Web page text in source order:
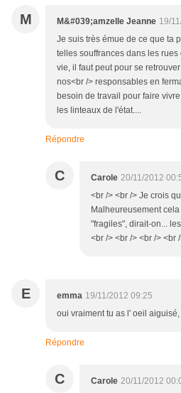
M M&#039;amzelle Jeanne 19/
Je suis très émue de ce que ta
telles souffrances dans les
vie, il faut peut pour se
nos<br /> responsables en
besoin de travail pour faire
les linteaux de l'état....
Répondre
C Carole 20/11/2012
<br /> <br /> Je crois
Malheureusement
"fragiles", dirait-on...
<br /> <br /> <br /> <br
E emma 19/11/2012 09:25
oui vraiment tu as l' oeil
Répondre
C Carole 20/11/2012